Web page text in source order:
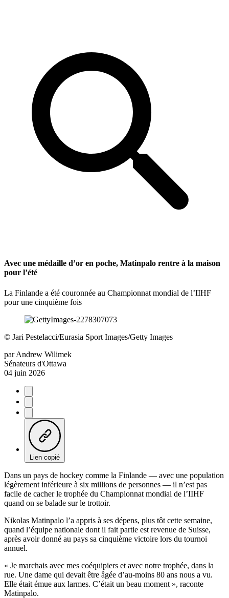
Avec une médaille d’or en poche, Matinpalo rentre à la maison
pour l’été
La Finlande a été couronnée au Championnat mondial de l’IIHF
pour une cinquième fois
© Jari Pestelacci/Eurasia Sport Images/Getty Images
par Andrew Wilimek
Sénateurs d'Ottawa
04 juin 2026
Lien copié
Dans un pays de hockey comme la Finlande — avec une population
légèrement inférieure à six millions de personnes — il n’est pas
facile de cacher le trophée du Championnat mondial de l’IIHF
quand on se balade sur le trottoir.
Nikolas Matinpalo l’a appris à ses dépens, plus tôt cette semaine,
quand l’équipe nationale dont il fait partie est revenue de Suisse,
après avoir donné au pays sa cinquième victoire lors du tournoi
annuel.
« Je marchais avec mes coéquipiers et avec notre trophée, dans la
rue. Une dame qui devait être âgée d’au-moins 80 ans nous a vu.
Elle était émue aux larmes. C’était un beau moment », raconte
Matinpalo.